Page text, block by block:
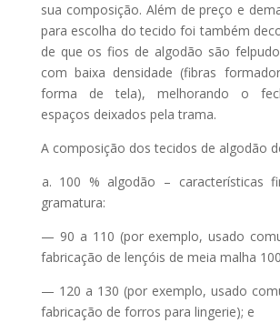
sua composição. Além de preço e
para escolha do tecido foi também
de que os fios de algodão são
com baixa densidade (fibras
forma de tela), melhorando o
espaços deixados pela trama.
A composição dos tecidos de algodão
a. 100 % algodão – características
gramatura:
— 90 a 110 (por exemplo, usado
fabricação de lençóis de meia malha
— 120 a 130 (por exemplo, usado
fabricação de forros para lingerie); e